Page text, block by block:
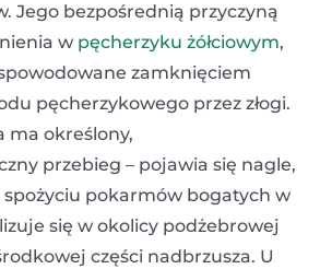
Jego bezpośrednią przyczyną
w pęcherzyku żółciowym,
zamknięciem
pęcherzykowego przez złogi.
ma określony,
przebieg – pojawia się nagle,
spożyciu pokarmów bogatych w
się w okolicy podżebrowej
części nadbrzusza. U